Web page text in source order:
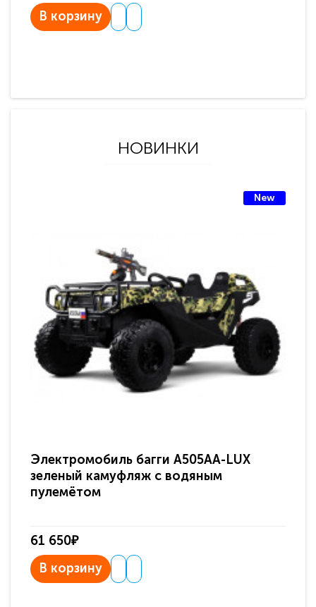
В корзину
НОВИНКИ
New
Электромобиль багги A505AA-LUX
зеленый камуфляж с водяным
пулемётом
61 650₽
В корзину